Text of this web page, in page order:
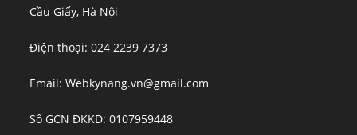
Cầu Giấy, Hà Nội
Điện thoại: 024 2239 7373
Email: Webkynang.vn@gmail.com
Số GCN ĐKKD: 0107959448